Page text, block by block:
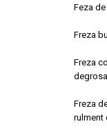
Feza
Freza
Freza
Freza
rulment